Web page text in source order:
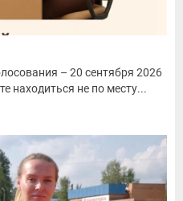
– 20 сентября 2026
находиться не по месту...